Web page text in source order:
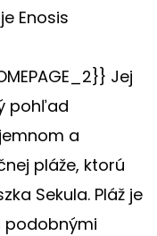
Enosis
Jej
pohľad
a
pláže, ktorú
Sekula. Pláž je
podobnými